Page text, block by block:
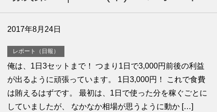
2017年8月24日
レポート（日報）
俺は、1日3セットまで！ つまり1日で3,000円前後の利益
が出るように頑張っています。 1日3,000円！ これで食費
は賄えるはずです。 最初は、1日で使った分を稼ぐごとに
していましたが、 なかなか相場が思うように動か […]